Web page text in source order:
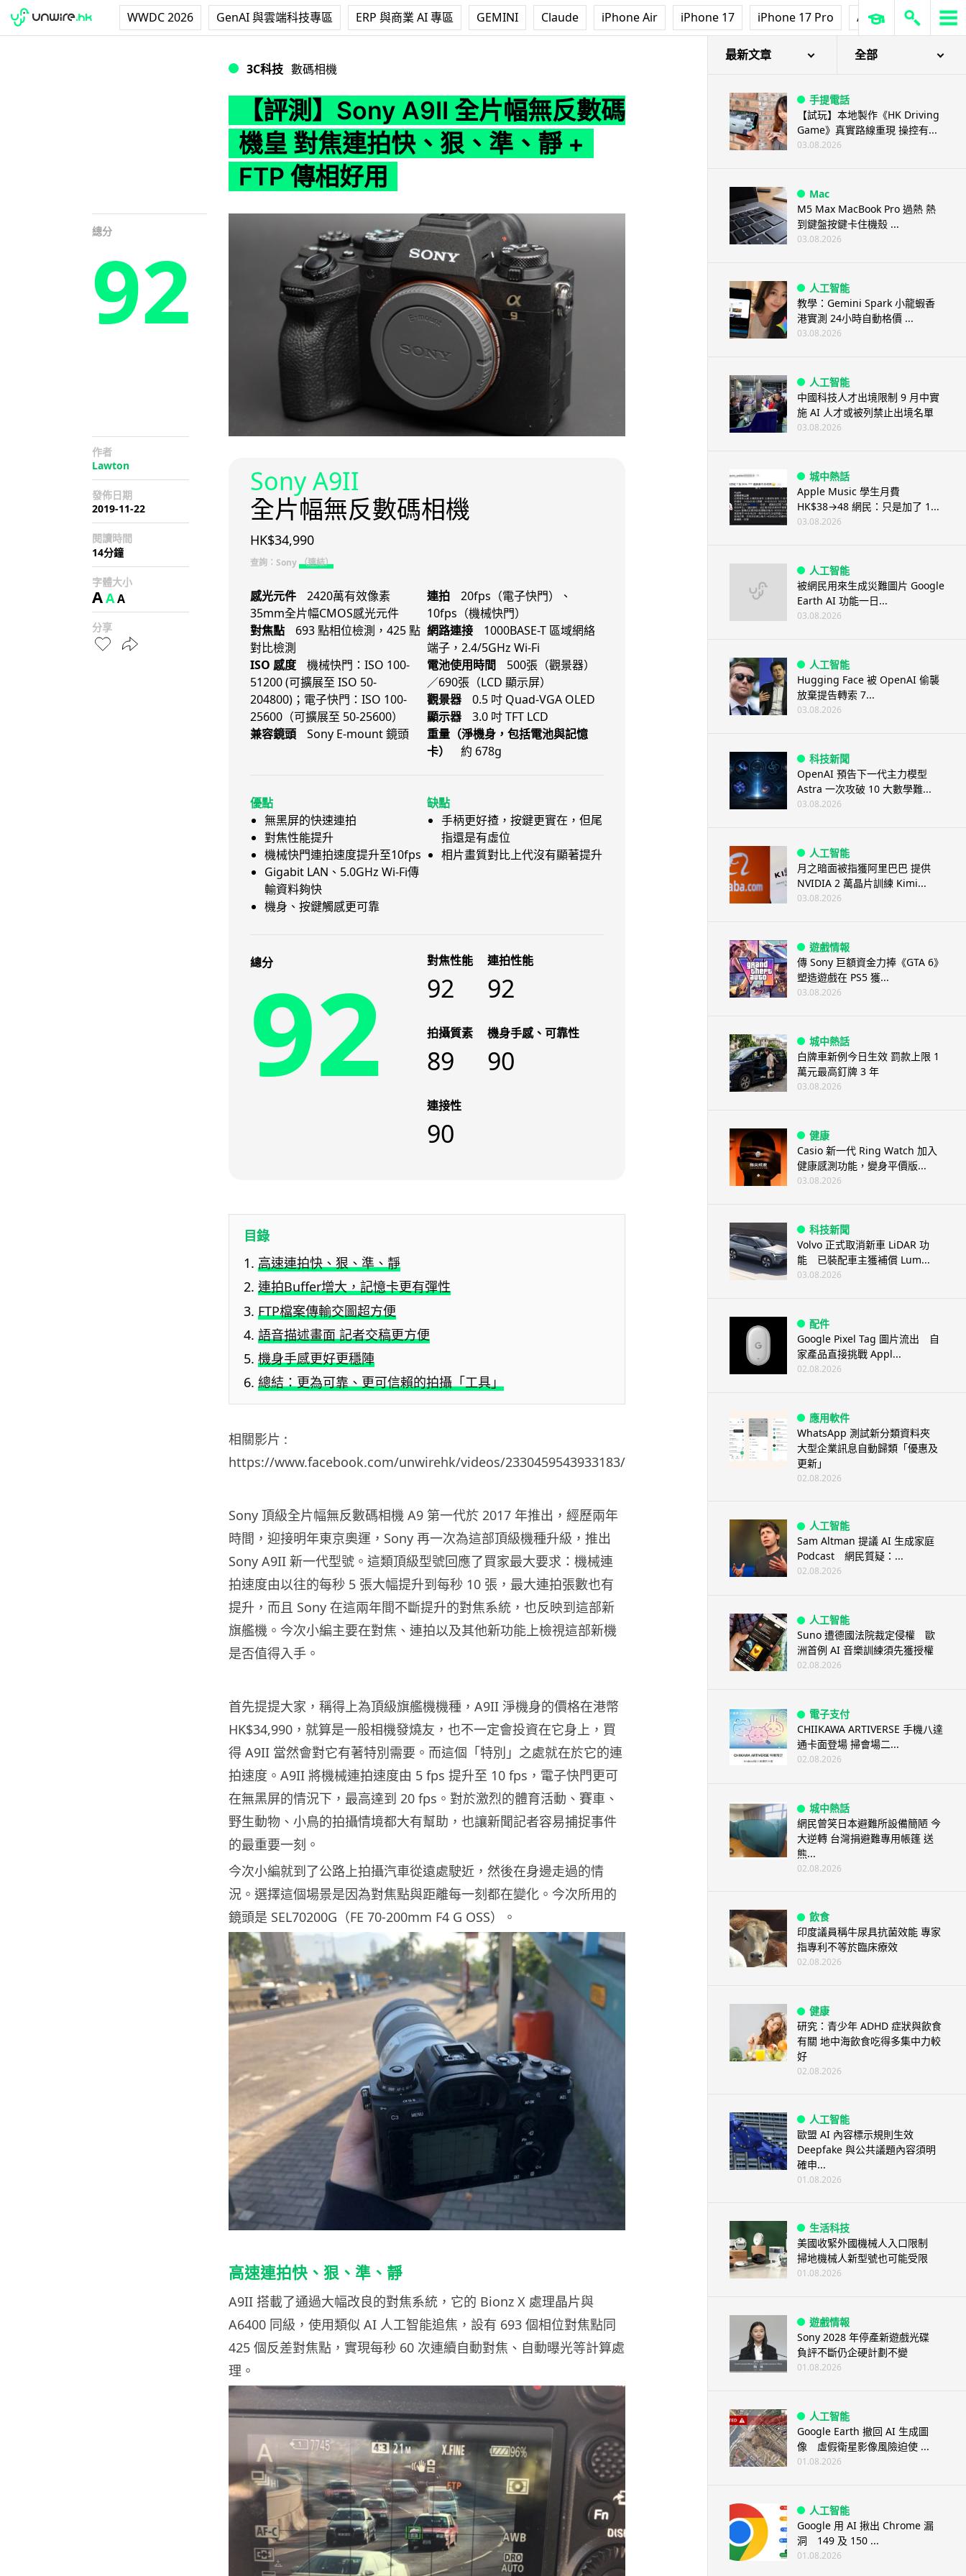
WWDC 2026 GenAI 與雲端科技專區 ERP 與商業 AI 專區 GEMINI Claude iPhone Air iPhone 17 iPhone 17 Pro AirPods Pro 3
3C科技 數碼相機
【評測】Sony A9II 全片幅無反數碼
機皇 對焦連拍快、狠、準、靜 +
FTP 傳相好用
總分
92
作者
Lawton
發佈日期
2019-11-22
閱讀時間
14分鐘
字體大小
AAA
分享
Sony A9II
全片幅無反數碼相機
HK$34,990
查詢：Sony（連結）
感光元件
2420萬有效像素
35mm全片幅CMOS感光元件
連拍
20fps（電子快門）、
10fps（機械快門）
對焦點
693 點相位檢測，425 點
對比檢測
網路連接
1000BASE-T 區域網絡
端子，2.4/5GHz Wi-Fi
ISO 感度
機械快門：ISO 100-
51200 (可擴展至 ISO 50-
204800)；電子快門：ISO 100-
25600（可擴展至 50-25600）
電池使用時間
500張（觀景器）
／690張（LCD 顯示屏）
觀景器
0.5 吋 Quad-VGA OLED
顯示器
3.0 吋 TFT LCD
兼容鏡頭
Sony E-mount 鏡頭
重量（淨機身，包括電池與記憶
卡）
約 678g
優點
無黑屏的快速連拍
對焦性能提升
機械快門連拍速度提升至10fps
Gigabit LAN、5.0GHz Wi-Fi傳
輸資料夠快
機身、按鍵觸感更可靠
缺點
手柄更好揸，按鍵更實在，但尾
指還是有虛位
相片畫質對比上代沒有顯著提升
總分
92 對焦性能
92
連拍性能
92
拍攝質素
89
機身手感、可靠性
90
連接性
90
目錄
高速連拍快、狠、準、靜
連拍Buffer增大，記憶卡更有彈性
FTP檔案傳輸交圖超方便
語音描述畫面 記者交稿更方便
機身手感更好更穩陣
總結：更為可靠、更可信賴的拍攝「工具」
相關影片 :
https://www.facebook.com/unwirehk/videos/2330459543933183/
Sony 頂級全片幅無反數碼相機 A9 第一代於 2017 年推出，經歷兩年
時間，迎接明年東京奧運，Sony 再一次為這部頂級機種升級，推出
Sony A9II 新一代型號。這類頂級型號回應了買家最大要求：機械連
拍速度由以往的每秒 5 張大幅提升到每秒 10 張，最大連拍張數也有
提升，而且 Sony 在這兩年間不斷提升的對焦系統，也反映到這部新
旗艦機。今次小編主要在對焦、連拍以及其他新功能上檢視這部新機
是否值得入手。
首先提提大家，稱得上為頂級旗艦機機種，A9II 淨機身的價格在港幣
HK$34,990，就算是一般相機發燒友，也不一定會投資在它身上，買
得 A9II 當然會對它有著特別需要。而這個「特別」之處就在於它的連
拍速度。A9II 將機械連拍速度由 5 fps 提升至 10 fps，電子快門更可
在無黑屏的情況下，最高達到 20 fps。對於激烈的體育活動、賽車、
野生動物、小鳥的拍攝情境都大有幫助，也讓新聞記者容易捕捉事件
的最重要一刻。
今次小編就到了公路上拍攝汽車從遠處駛近，然後在身邊走過的情
況。選擇這個場景是因為對焦點與距離每一刻都在變化。今次所用的
鏡頭是 SEL70200G（FE 70-200mm F4 G OSS）。
高速連拍快、狠、準、靜
A9II 搭載了通過大幅改良的對焦系統，它的 Bionz X 處理晶片與
A6400 同級，使用類似 AI 人工智能追焦，設有 693 個相位對焦點同
425 個反差對焦點，實現每秒 60 次連續自動對焦、自動曝光等計算處
理。
最新文章 全部
手提電話
【試玩】本地製作《HK Driving
Game》真實路線重現 操控有...
03.08.2026
Mac
M5 Max MacBook Pro 過熱 熱
到鍵盤按鍵卡住機殼 ...
03.08.2026
人工智能
教學：Gemini Spark 小龍蝦香
港實測 24小時自動格價 ...
03.08.2026
人工智能
中國科技人才出境限制 9 月中實
施 AI 人才或被列禁止出境名單
03.08.2026
城中熱話
Apple Music 學生月費
HK$38→48 網民：只是加了 1...
03.08.2026
人工智能
被網民用來生成災難圖片 Google
Earth AI 功能一日...
03.08.2026
人工智能
Hugging Face 被 OpenAI 偷襲
放棄提告轉索 7...
03.08.2026
科技新聞
OpenAI 預告下一代主力模型
Astra 一次攻破 10 大數學難...
03.08.2026
人工智能
月之暗面被指獲阿里巴巴 提供
NVIDIA 2 萬晶片訓練 Kimi...
03.08.2026
遊戲情報
傳 Sony 巨額資金力捧《GTA 6》
塑造遊戲在 PS5 獲...
03.08.2026
城中熱話
白牌車新例今日生效 罰款上限 1
萬元最高釘牌 3 年
03.08.2026
健康
Casio 新一代 Ring Watch 加入
健康感測功能，變身平價版...
03.08.2026
科技新聞
Volvo 正式取消新車 LiDAR 功
能 已裝配車主獲補償 Lum...
03.08.2026
配件
Google Pixel Tag 圖片流出 自
家產品直接挑戰 Appl...
02.08.2026
應用軟件
WhatsApp 測試新分類資料夾
大型企業訊息自動歸類「優惠及
更新」
02.08.2026
人工智能
Sam Altman 提議 AI 生成家庭
Podcast 網民質疑：...
02.08.2026
人工智能
Suno 遭德國法院裁定侵權 歐
洲首例 AI 音樂訓練須先獲授權
02.08.2026
電子支付
CHIIKAWA ARTIVERSE 手機八達
通卡面登場 掃會場二...
02.08.2026
城中熱話
網民曾笑日本避難所設備簡陋 今
大逆轉 台灣捐避難專用帳篷 送
熊...
02.08.2026
飲食
印度議員稱牛尿具抗菌效能 專家
指專利不等於臨床療效
02.08.2026
健康
研究：青少年 ADHD 症狀與飲食
有關 地中海飲食吃得多集中力較
好
02.08.2026
人工智能
歐盟 AI 內容標示規則生效
Deepfake 與公共議題內容須明
確申...
01.08.2026
生活科技
美國收緊外國機械人入口限制
掃地機械人新型號也可能受限
01.08.2026
遊戲情報
Sony 2028 年停產新遊戲光碟
負評不斷仍企硬計劃不變
01.08.2026
人工智能
Google Earth 撤回 AI 生成圖
像 虛假衛星影像風險迫使 ...
01.08.2026
人工智能
Google 用 AI 揪出 Chrome 漏
洞 149 及 150 ...
01.08.2026